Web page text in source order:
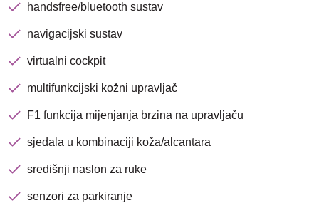
handsfree/bluetooth sustav
navigacijski sustav
virtualni cockpit
multifunkcijski kožni upravljač
F1 funkcija mijenjanja brzina na upravljaču
sjedala u kombinaciji koža/alcantara
središnji naslon za ruke
senzori za parkiranje